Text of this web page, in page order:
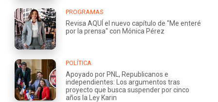
PROGRAMAS
Revisa AQUÍ el nuevo capítulo de "Me enteré
por la prensa" con Mónica Pérez
POLÍTICA
Apoyado por PNL, Republicanos e
independientes: Los argumentos tras
proyecto que busca suspender por cinco
años la Ley Karin